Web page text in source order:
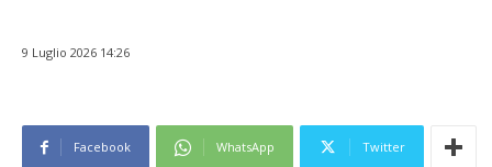
9 Luglio 2026 14:26
Facebook WhatsApp Twitter